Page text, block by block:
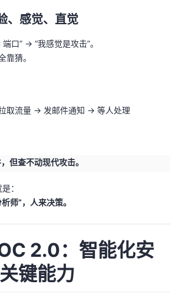
、感觉、直觉
口” → “我感觉是攻击”。
靠猜。
取流量 → 发邮件通知 → 等人处理
但查不动现代攻击。
：
师”，人来决策。
2.0：智能化安
键能力